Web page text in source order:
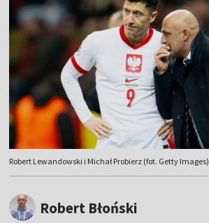
Robert Lewandowski i Michał Probierz (fot. Getty Images)
Robert Błoński